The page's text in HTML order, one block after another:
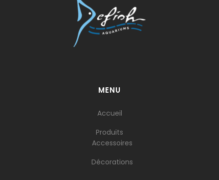
MENU
Accueil
Produits
Accessoires
Décorations